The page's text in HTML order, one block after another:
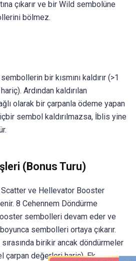
çıkarır ve bir Wild sembolüne
bölmez.
bir kısmını kaldırır (>1
Ardından kaldırılan
olarak bir çarpanla ödeme yapan
sembol kaldırılmazsa, İblis yine
(Bonus Turu)
ve Hellevator Booster
8 Cehennem Döndürme
sembolleri devam eder ve
sembolleri ortaya çıkarır.
birikir ancak döndürmeler
çarpan değerleri hariç). Ek